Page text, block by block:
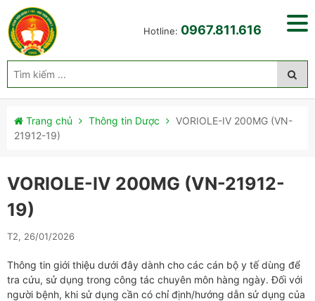
Hotline: 0967.811.616
Trang chủ Thông tin Dược
VORIOLE-IV 200MG (VN-
21912-19)
VORIOLE-IV 200MG (VN-21912-
19)
T2, 26/01/2026
Thông tin giới thiệu dưới đây dành cho các cán bộ y tế dùng để
tra cứu, sử dụng trong công tác chuyên môn hàng ngày. Đối với
người bệnh, khi sử dụng cần có chỉ định/hướng dẫn sử dụng của